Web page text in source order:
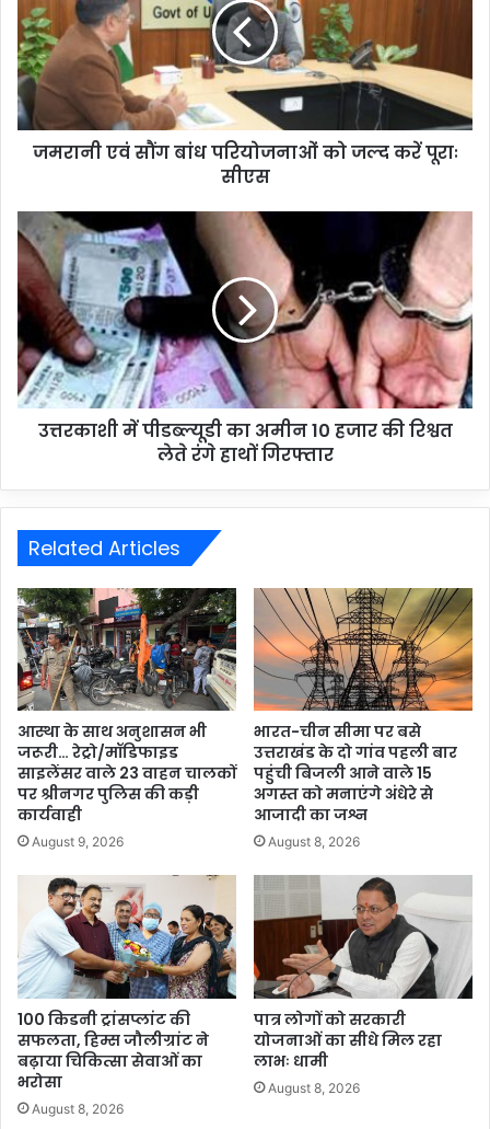
जमरानी एवं सौंग बांध परियोजनाओं को जल्द करें पूराः
सीएस
उत्तरकाशी में पीडब्ल्यूडी का अमीन 10 हजार की रिश्वत
लेते रंगे हाथों गिरफ्तार
Related Articles
आस्था के साथ अनुशासन भी
जरूरी… रेट्रो/मॉडिफाइड
साइलेंसर वाले 23 वाहन चालकों
पर श्रीनगर पुलिस की कड़ी
कार्यवाही
August 9, 2026
भारत-चीन सीमा पर बसे
उत्तराखंड के दो गांव पहली बार
पहुंची बिजली आने वाले 15
अगस्त को मनाएंगे अंधेरे से
आजादी का जश्न
August 8, 2026
100 किडनी ट्रांसप्लांट की
सफलता, हिम्स जौलीग्रांट ने
बढ़ाया चिकित्सा सेवाओं का
भरोसा
August 8, 2026
पात्र लोगों को सरकारी
योजनाओं का सीधे मिल रहा
लाभः धामी
August 8, 2026